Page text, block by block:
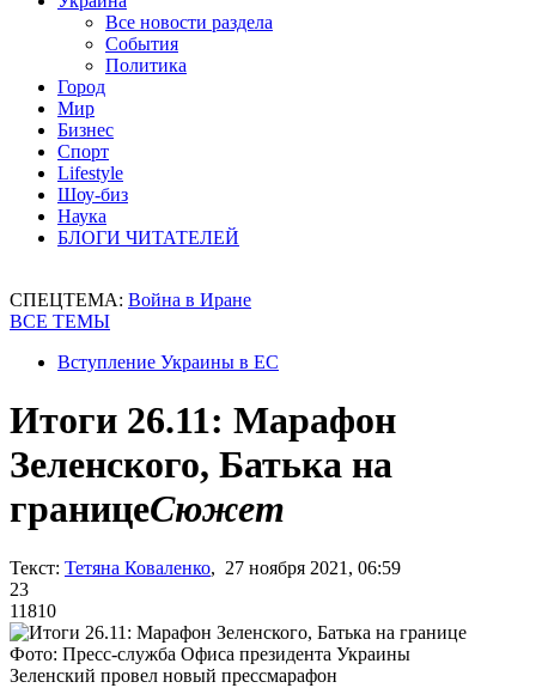
Все новости раздела
События
Политика
Город
Мир
Бизнес
Спорт
Lifestyle
Шоу-биз
Наука
БЛОГИ ЧИТАТЕЛЕЙ
СПЕЦТЕМА: Война в Иране
ВСЕ ТЕМЫ
Вступление Украины в ЕС
Итоги 26.11: Марафон
Зеленского, Батька на
границеСюжет
Текст: Тетяна Коваленко, 27 ноября 2021, 06:59
23
11810
Фото: Пресс-служба Офиса президента Украины
Зеленский провел новый прессмарафон